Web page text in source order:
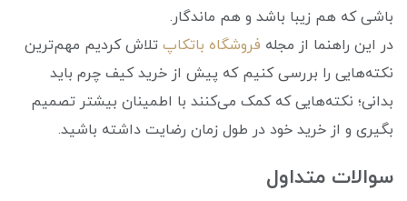
باشی که هم زیبا باشد و هم ماندگار.
در این راهنما از مجله فروشگاه باتکاپ تلاش کردیم مهم‌ترین
نکته‌هایی را بررسی کنیم که پیش از خرید کیف چرم باید
بدانی؛ نکته‌هایی که کمک می‌کنند با اطمینان بیشتر تصمیم
بگیری و از خرید خود در طول زمان رضایت داشته باشید.
سوالات متداول